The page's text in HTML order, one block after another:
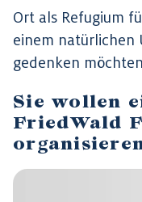
Ort als Refugium
einem natürlichen
gedenken
Sie wollen
FriedWald